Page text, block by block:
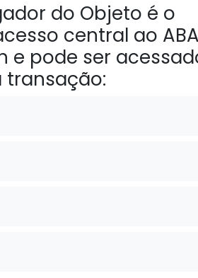
do Objeto é o
central ao
e pode ser
transação: